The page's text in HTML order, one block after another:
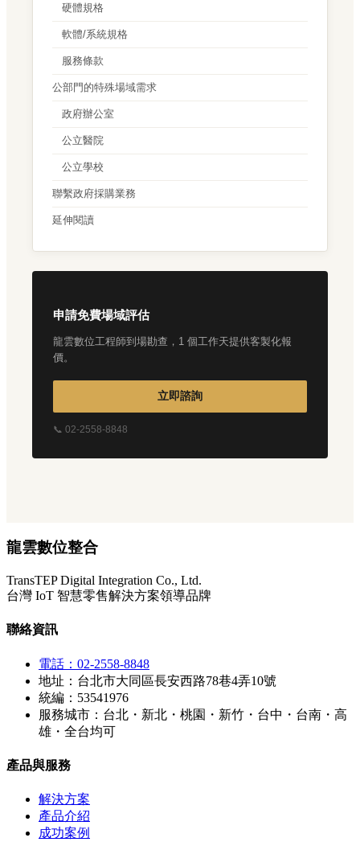
硬體規格
軟體/系統規格
服務條款
公部門的特殊場域需求
政府辦公室
公立醫院
公立學校
聯繫政府採購業務
延伸閱讀
申請免費場域評估
龍雲數位工程師到場勘查，1 個工作天提供客製化報
價。
立即諮詢
📞 02-2558-8848
龍雲數位整合
TransTEP Digital Integration Co., Ltd.
台灣 IoT 智慧零售解決方案領導品牌
聯絡資訊
電話：02-2558-8848
地址：台北市大同區長安西路78巷4弄10號
統編：53541976
服務城市：台北・新北・桃園・新竹・台中・台南・高
雄・全台均可
產品與服務
解決方案
產品介紹
成功案例